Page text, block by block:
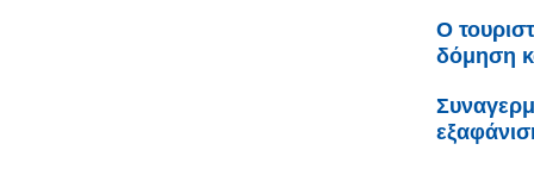
Ο
δόμηση